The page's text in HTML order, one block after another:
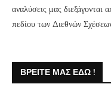
αναλύσεις μας διεξάγονται
πεδίου των Διεθνών
ΒΡΕΊΤΕ ΜΑΣ ΕΔΏ !